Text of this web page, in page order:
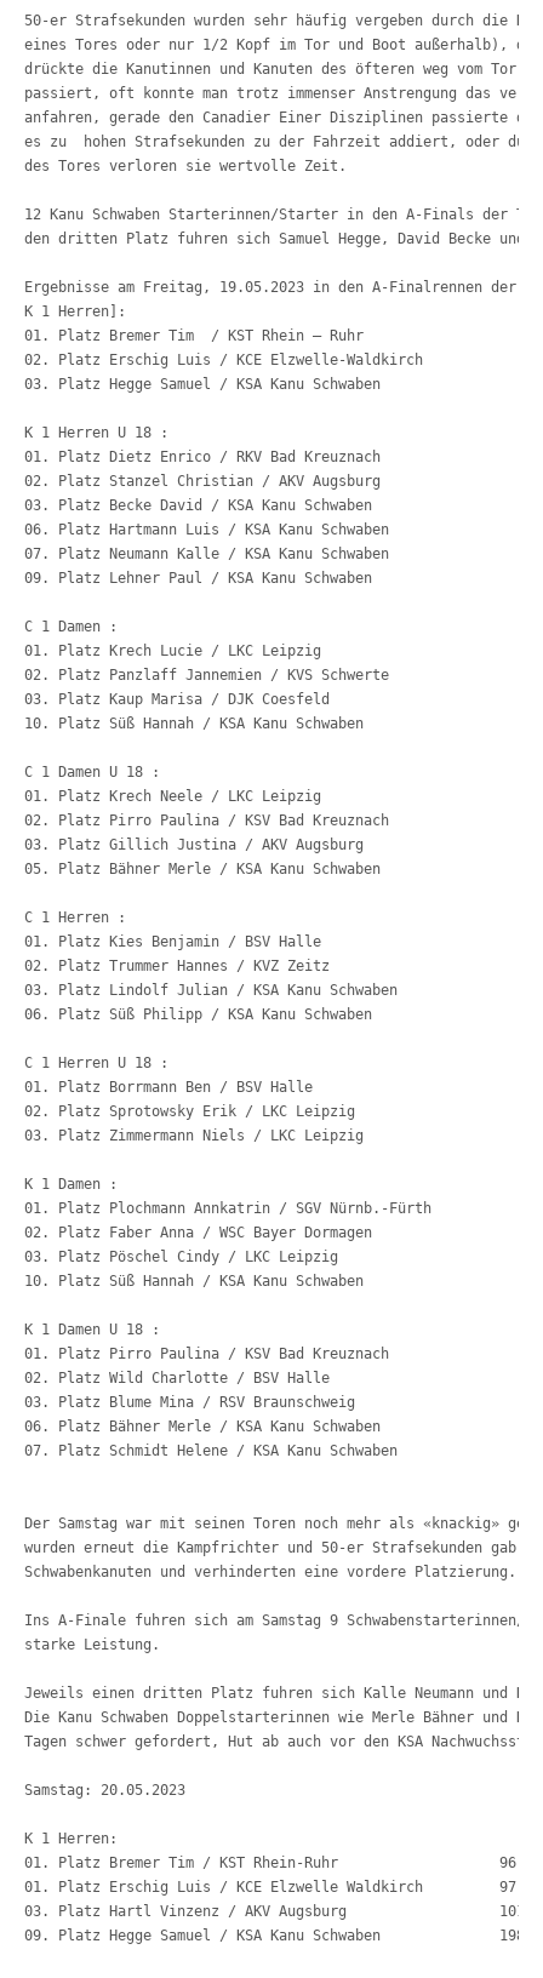
50-er Strafsekunden wurden sehr häufig vergeben durch die
eines Tores oder nur 1/2 Kopf im Tor und Boot außerhalb),
drückte die Kanutinnen und Kanuten des öfteren weg vom Tor
passiert, oft konnte man trotz immenser Anstrengung das
anfahren, gerade den Canadier Einer Disziplinen passierte
es zu  hohen Strafsekunden zu der Fahrzeit addiert, oder
des Tores verloren sie wertvolle Zeit.
12 Kanu Schwaben Starterinnen/Starter in den A-Finals der
den dritten Platz fuhren sich Samuel Hegge, David Becke
Ergebnisse am Freitag, 19.05.2023 in den A-Finalrennen der
K 1 Herren]:
K 1 Herren U 18 :
C 1 Damen :
C 1 Damen U 18 :
C 1 Herren :
C 1 Herren U 18 :
K 1 Damen :
K 1 Damen U 18 :
Der Samstag war mit seinen Toren noch mehr als «knackig»
wurden erneut die Kampfrichter und 50-er Strafsekunden gab
Schwabenkanuten und verhinderten eine vordere Platzierung.
Ins A-Finale fuhren sich am Samstag 9
starke Leistung.
Jeweils einen dritten Platz fuhren sich Kalle Neumann und
Die Kanu Schwaben Doppelstarterinnen wie Merle Bähner und
Tagen schwer gefordert, Hut ab auch vor den KSA
Samstag: 20.05.2023
K 1 Herren:
01. Platz Bremer Tim / KST Rhein-
01. Platz Erschig Luis / KCE Elzwelle
03. Platz Hartl Vinzenz / AKV
09. Platz Hegge Samuel / KSA Kanu Schwaben